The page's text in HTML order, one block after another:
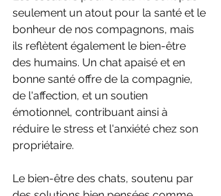
seulement un atout pour la santé et le
bonheur de nos compagnons, mais
ils reflètent également le bien-être
des humains. Un chat apaisé et en
bonne santé offre de la compagnie,
de l'affection, et un soutien
émotionnel, contribuant ainsi à
réduire le stress et l'anxiété chez son
propriétaire.
Le bien-être des chats, soutenu par